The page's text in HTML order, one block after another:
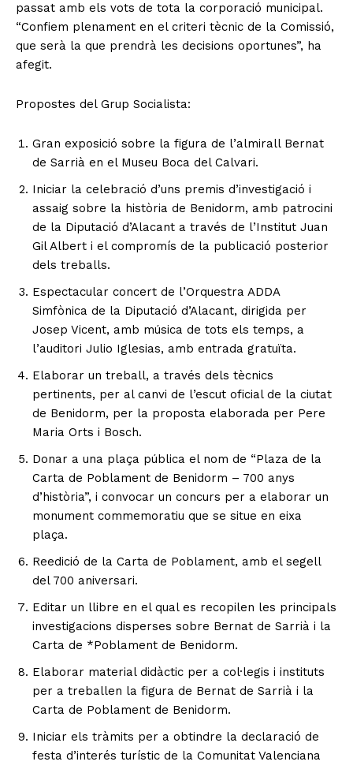
passat amb els vots de tota la corporació municipal.
“Confiem plenament en el criteri tècnic de la Comissió,
que serà la que prendrà les decisions oportunes”, ha
afegit.
Propostes del Grup Socialista:
Gran exposició sobre la figura de l’almirall Bernat
de Sarrià en el Museu Boca del Calvari.
Iniciar la celebració d’uns premis d’investigació i
assaig sobre la història de Benidorm, amb patrocini
de la Diputació d’Alacant a través de l’Institut Juan
Gil Albert i el compromís de la publicació posterior
dels treballs.
Espectacular concert de l’Orquestra ADDA
Simfònica de la Diputació d’Alacant, dirigida per
Josep Vicent, amb música de tots els temps, a
l’auditori Julio Iglesias, amb entrada gratuïta.
Elaborar un treball, a través dels tècnics
pertinents, per al canvi de l’escut oficial de la ciutat
de Benidorm, per la proposta elaborada per Pere
Maria Orts i Bosch.
Donar a una plaça pública el nom de “Plaza de la
Carta de Poblament de Benidorm – 700 anys
d’història”, i convocar un concurs per a elaborar un
monument commemoratiu que se situe en eixa
plaça.
Reedició de la Carta de Poblament, amb el segell
del 700 aniversari.
Editar un llibre en el qual es recopilen les principals
investigacions disperses sobre Bernat de Sarrià i la
Carta de *Poblament de Benidorm.
Elaborar material didàctic per a col·legis i instituts
per a treballen la figura de Bernat de Sarrià i la
Carta de Poblament de Benidorm.
Iniciar els tràmits per a obtindre la declaració de
festa d’interés turístic de la Comunitat Valenciana